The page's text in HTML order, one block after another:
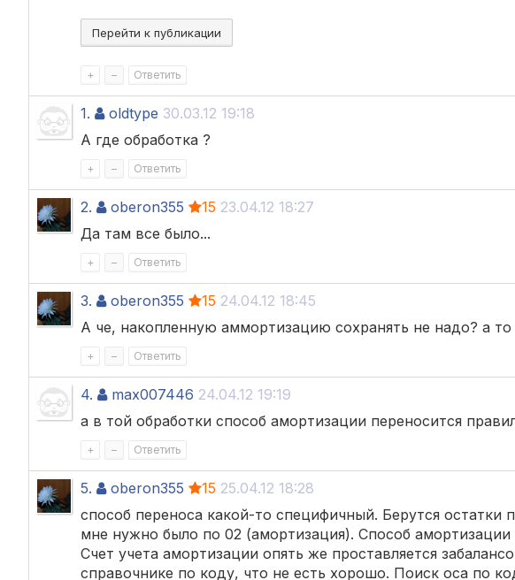
Перейти к публикации
+ – Ответить
1. oldtype 30.03.12 19:18
А где обработка ?
+ – Ответить
2. oberon355 15 23.04.12 18:27
Да там все было...
+ – Ответить
3. oberon355 15 24.04.12 18:45
А че, накопленную аммортизацию сохранять не надо? а то
+ – Ответить
4. max007446 24.04.12 19:19
а в той обработки способ амортизации переносится
+ – Ответить
5. oberon355 15 25.04.12 18:28
способ переноса какой-то специфичный. Берутся остатки
мне нужно было по 02 (амортизация). Способ
Счет учета амортизации опять же проставляется
справочнике по коду, что не есть хорошо. Поиск оса по